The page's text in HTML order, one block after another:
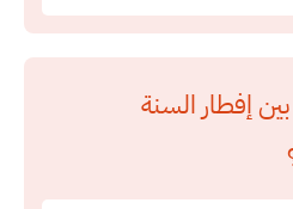
إفطار السنة